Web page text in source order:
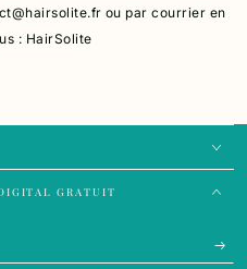
ou par courrier en
: HairSolite
GRATUIT